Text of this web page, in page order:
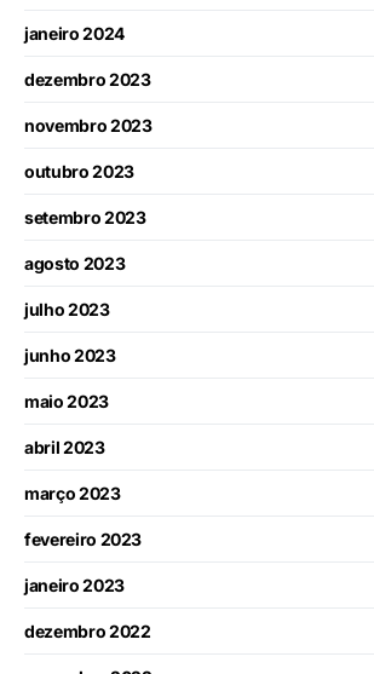
janeiro 2024
dezembro 2023
novembro 2023
outubro 2023
setembro 2023
agosto 2023
julho 2023
junho 2023
maio 2023
abril 2023
março 2023
fevereiro 2023
janeiro 2023
dezembro 2022